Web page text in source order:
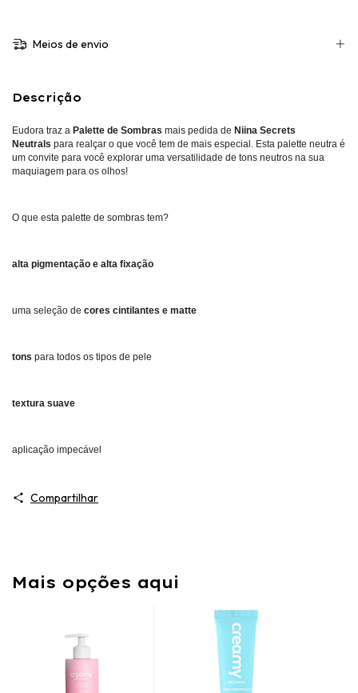
Meios de envio
Descrição
Eudora traz a Palette de Sombras mais pedida de Niina Secrets
Neutrals para realçar o que você tem de mais especial. Esta palette neutra é
um convite para você explorar uma versatilidade de tons neutros na sua
maquiagem para os olhos!
O que esta palette de sombras tem?
alta pigmentação e alta fixação
uma seleção de cores cintilantes e matte
tons para todos os tipos de pele
textura suave
aplicação impecável
Compartilhar
Mais opções aqui